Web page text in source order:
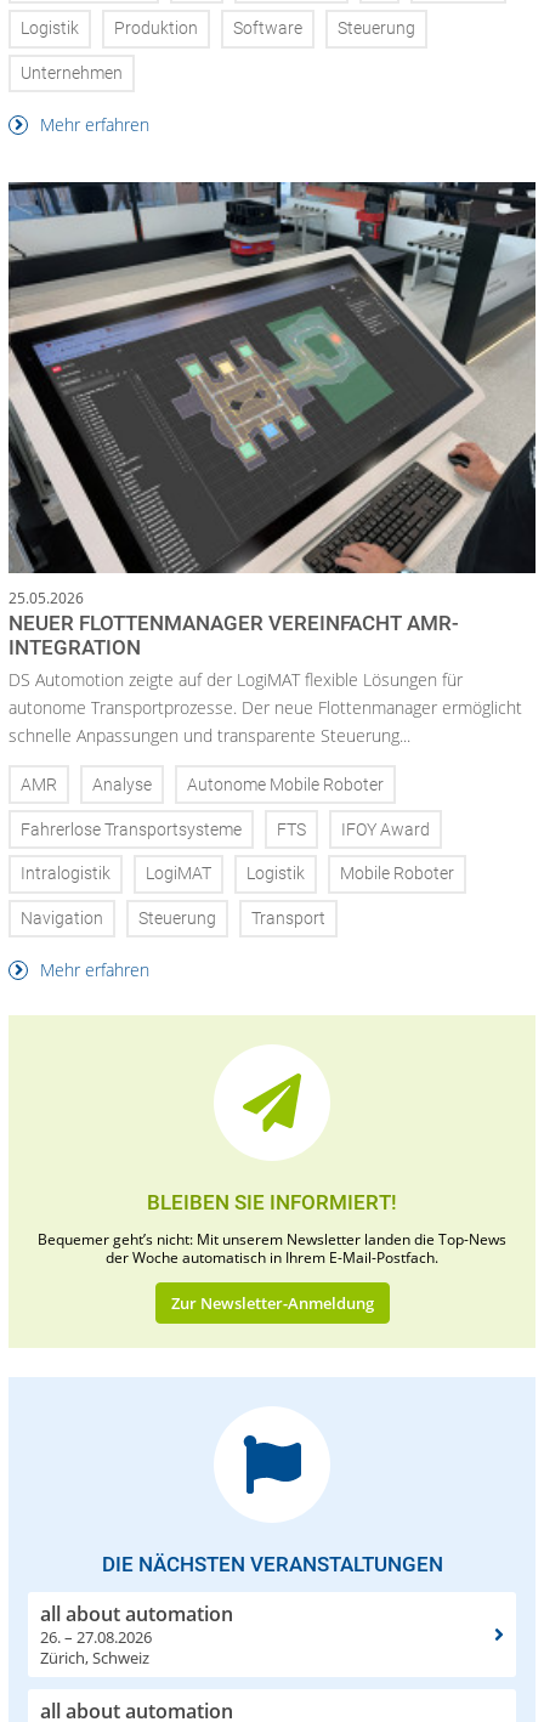
Logistik Produktion Software Steuerung
Unternehmen
Mehr erfahren
25.05.2026
NEUER FLOTTENMANAGER VEREINFACHT AMR-
INTEGRATION
DS Automotion zeigte auf der LogiMAT flexible Lösungen für
autonome Transportprozesse. Der neue Flottenmanager ermöglicht
schnelle Anpassungen und transparente Steuerung...
AMR Analyse Autonome Mobile Roboter
Fahrerlose Transportsysteme FTS IFOY Award
Intralogistik LogiMAT Logistik Mobile Roboter
Navigation Steuerung Transport
Mehr erfahren
BLEIBEN SIE INFORMIERT!
Bequemer geht’s nicht: Mit unserem Newsletter landen die Top-News
der Woche automatisch in Ihrem E-Mail-Postfach.
Zur Newsletter-Anmeldung
DIE NÄCHSTEN VERANSTALTUNGEN
all about automation
26. – 27.08.2026
Zürich, Schweiz
all about automation